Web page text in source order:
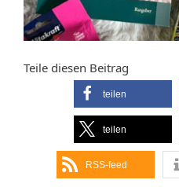
Teile diesen Beitrag
teilen
teilen
RSS-feed